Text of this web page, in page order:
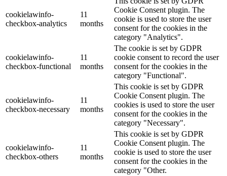
cookielawinfo-
checkbox-analytics
11
months
Cookie Consent plugin. The
cookie is used to store the user
consent for the cookies in the
category "Analytics".
cookielawinfo-
checkbox-functional
11
months
The cookie is set by GDPR
cookie consent to record the user
consent for the cookies in the
category "Functional".
cookielawinfo-
checkbox-necessary
11
months
This cookie is set by GDPR
Cookie Consent plugin. The
cookies is used to store the user
consent for the cookies in the
category "Necessary".
cookielawinfo-
checkbox-others
11
months
This cookie is set by GDPR
Cookie Consent plugin. The
cookie is used to store the user
consent for the cookies in the
category "Other.